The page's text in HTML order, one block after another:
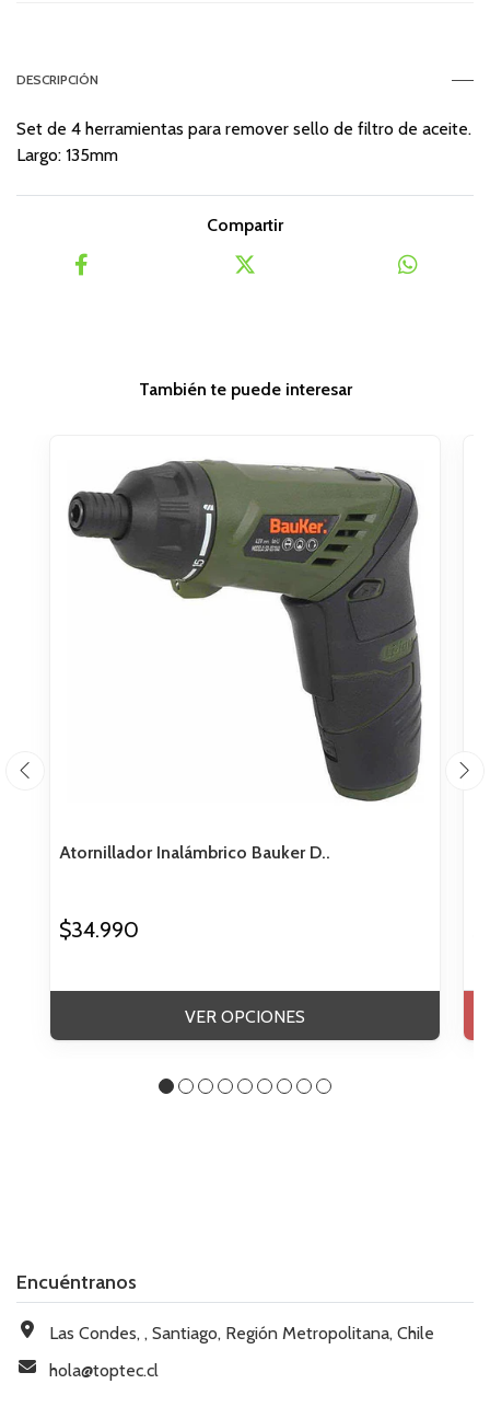
DESCRIPCIÓN
Set de 4 herramientas para remover sello de filtro de aceite.
Largo: 135mm
Compartir
También te puede interesar
Atornillador Inalámbrico Bauker D..
$34.990
VER OPCIONES
Encuéntranos
Las Condes, , Santiago, Región Metropolitana, Chile
hola@toptec.cl